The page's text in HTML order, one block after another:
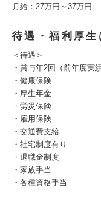
月給：27万円～37万円
待遇・福利厚生
＜待遇＞
・賞与年2回（前年度実
・健康保険
・厚生年金
・労災保険
・雇用保険
・交通費支給
・社宅制度有り
・退職金制度
・家族手当
・各種資格手当